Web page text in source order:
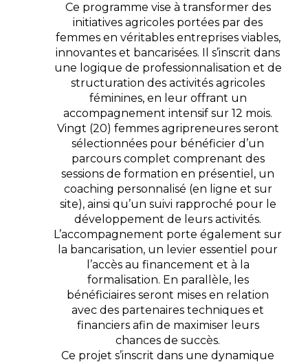
Ce programme vise à transformer des
initiatives agricoles portées par des
femmes en véritables entreprises viables,
innovantes et bancarisées. Il s’inscrit dans
une logique de professionnalisation et de
structuration des activités agricoles
féminines, en leur offrant un
accompagnement intensif sur 12 mois.
Vingt (20) femmes agripreneures seront
sélectionnées pour bénéficier d’un
parcours complet comprenant des
sessions de formation en présentiel, un
coaching personnalisé (en ligne et sur
site), ainsi qu’un suivi rapproché pour le
développement de leurs activités.
L’accompagnement porte également sur
la bancarisation, un levier essentiel pour
l’accès au financement et à la
formalisation. En parallèle, les
bénéficiaires seront mises en relation
avec des partenaires techniques et
financiers afin de maximiser leurs
chances de succès.
Ce projet s’inscrit dans une dynamique